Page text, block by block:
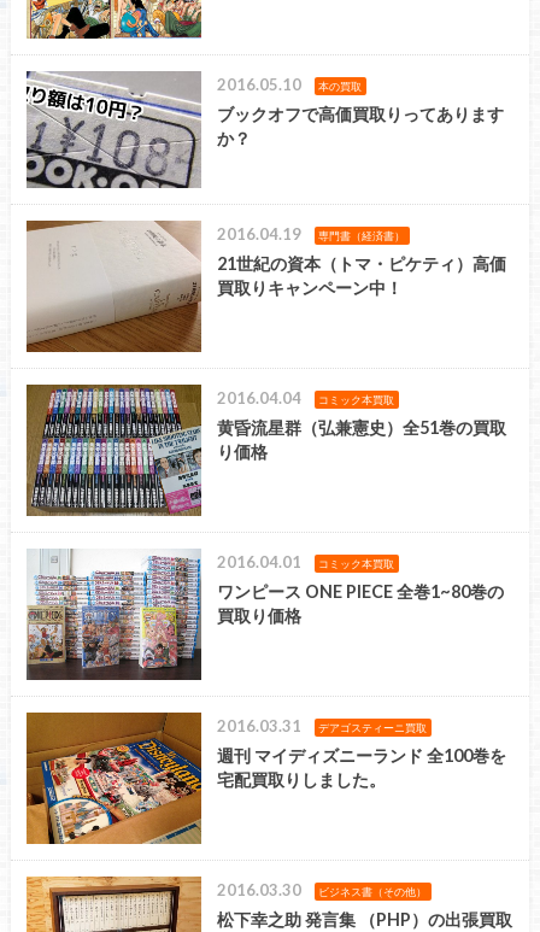
2016.05.10 本の買取
ブックオフで高価買取りってあります
か？
2016.04.19 専門書（経済書）
21世紀の資本（トマ・ピケティ）高価
買取りキャンペーン中！
2016.04.04 コミック本買取
黄昏流星群（弘兼憲史）全51巻の買取
り価格
2016.04.01 コミック本買取
ワンピース ONE PIECE 全巻1~80巻の
買取り価格
2016.03.31 デアゴスティーニ買取
週刊 マイディズニーランド 全100巻を
宅配買取りしました。
2016.03.30 ビジネス書（その他）
松下幸之助 発言集 （PHP）の出張買取